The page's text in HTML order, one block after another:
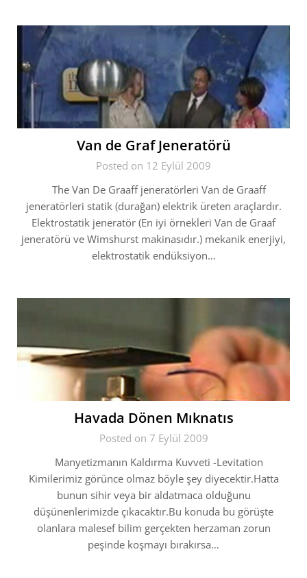
Van de Graf Jeneratörü
Posted on 12 Eylül 2009
The Van De Graaff jeneratörleri Van de Graaff
jeneratörleri statik (durağan) elektrik üreten araçlardır.
Elektrostatik jeneratör (En iyi örnekleri Van de Graaf
jeneratörü ve Wimshurst makinasıdır.) mekanik enerjiyi,
elektrostatik endüksiyon…
Havada Dönen Mıknatıs
Posted on 7 Eylül 2009
Manyetizmanın Kaldırma Kuvveti -Levitation
Kimilerimiz görünce olmaz böyle şey diyecektir.Hatta
bunun sihir veya bir aldatmaca olduğunu
düşünenlerimizde çıkacaktır.Bu konuda bu görüşte
olanlara malesef bilim gerçekten herzaman zorun
peşinde koşmayı bırakırsa…